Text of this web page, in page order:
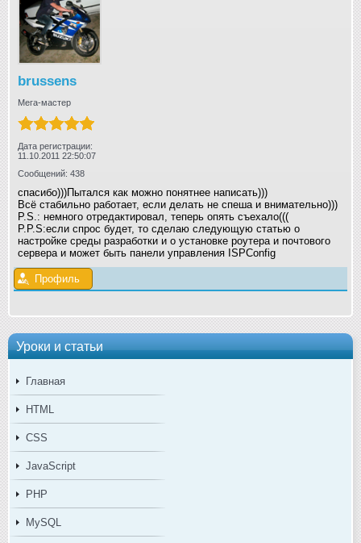
Уроки и статьи
Главная
HTML
CSS
JavaScript
PHP
MySQL
brussens
Мега-мастер
Дата регистрации:
11.10.2011 22:50:07
Сообщений: 438
спасибо)))Пытался как можно понятнее написать)))
Всё стабильно работает, если делать не спеша и внимательно)))
P.S.: немного отредактировал, теперь опять съехало(((
P.P.S:если спрос будет, то сделаю следующую статью о
настройке среды разработки и о установке роутера и почтового
сервера и может быть панели управления ISPConfig
Профиль